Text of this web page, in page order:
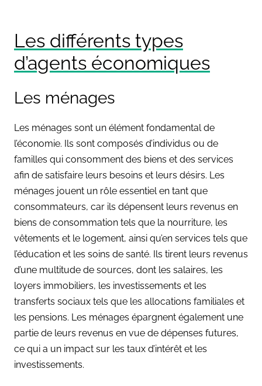
Les différents types
d’agents économiques
Les ménages
Les ménages sont un élément fondamental de
l’économie. Ils sont composés d’individus ou de
familles qui consomment des biens et des services
afin de satisfaire leurs besoins et leurs désirs. Les
ménages jouent un rôle essentiel en tant que
consommateurs, car ils dépensent leurs revenus en
biens de consommation tels que la nourriture, les
vêtements et le logement, ainsi qu’en services tels que
l’éducation et les soins de santé. Ils tirent leurs revenus
d’une multitude de sources, dont les salaires, les
loyers immobiliers, les investissements et les
transferts sociaux tels que les allocations familiales et
les pensions. Les ménages épargnent également une
partie de leurs revenus en vue de dépenses futures,
ce qui a un impact sur les taux d’intérêt et les
investissements.